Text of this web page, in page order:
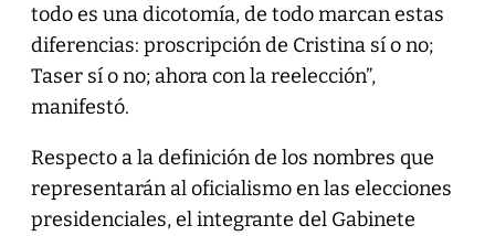
todo es una dicotomía, de todo marcan estas
diferencias: proscripción de Cristina sí o no;
Taser sí o no; ahora con la reelección”,
manifestó.
Respecto a la definición de los nombres que
representarán al oficialismo en las elecciones
presidenciales, el integrante del Gabinete